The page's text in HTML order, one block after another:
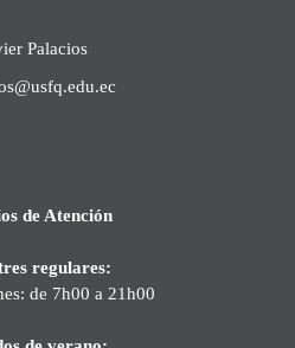
Palacios
de Atención
regulares:
de 7h00 a 21h00